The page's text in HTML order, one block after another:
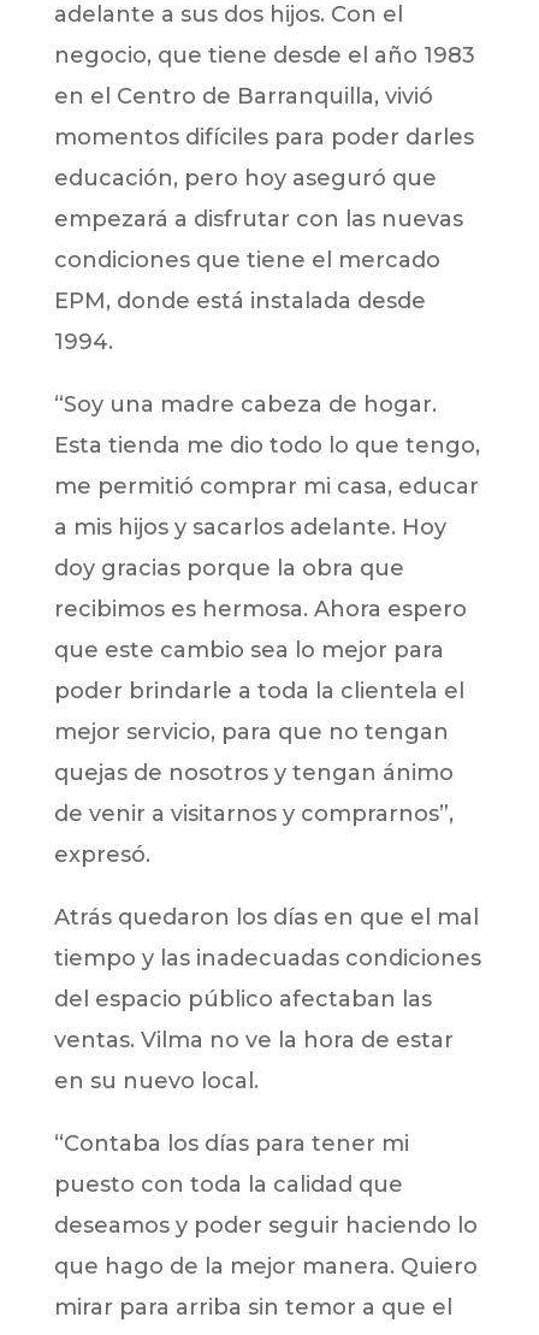
adelante a sus dos hijos. Con el
negocio, que tiene desde el año 1983
en el Centro de Barranquilla, vivió
momentos difíciles para poder darles
educación, pero hoy aseguró que
empezará a disfrutar con las nuevas
condiciones que tiene el mercado
EPM, donde está instalada desde
1994.
“Soy una madre cabeza de hogar.
Esta tienda me dio todo lo que tengo,
me permitió comprar mi casa, educar
a mis hijos y sacarlos adelante. Hoy
doy gracias porque la obra que
recibimos es hermosa. Ahora espero
que este cambio sea lo mejor para
poder brindarle a toda la clientela el
mejor servicio, para que no tengan
quejas de nosotros y tengan ánimo
de venir a visitarnos y comprarnos”,
expresó.
Atrás quedaron los días en que el mal
tiempo y las inadecuadas condiciones
del espacio público afectaban las
ventas. Vilma no ve la hora de estar
en su nuevo local.
“Contaba los días para tener mi
puesto con toda la calidad que
deseamos y poder seguir haciendo lo
que hago de la mejor manera. Quiero
mirar para arriba sin temor a que el